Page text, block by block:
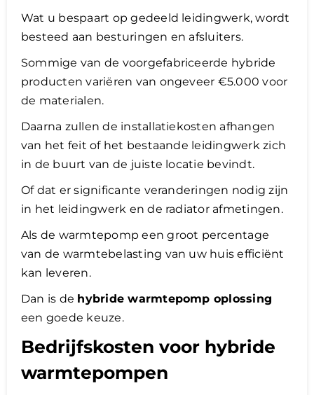
Wat u bespaart op gedeeld leidingwerk, wordt
besteed aan besturingen en afsluiters.
Sommige van de voorgefabriceerde hybride
producten variëren van ongeveer €5.000 voor
de materialen.
Daarna zullen de installatiekosten afhangen
van het feit of het bestaande leidingwerk zich
in de buurt van de juiste locatie bevindt.
Of dat er significante veranderingen nodig zijn
in het leidingwerk en de radiator afmetingen.
Als de warmtepomp een groot percentage
van de warmtebelasting van uw huis efficiënt
kan leveren.
Dan is de hybride warmtepomp oplossing
een goede keuze.
Bedrijfskosten voor hybride
warmtepompen